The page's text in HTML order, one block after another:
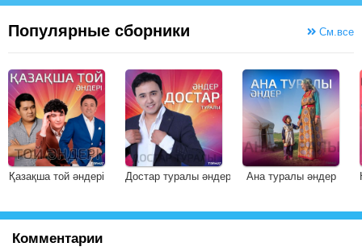
Популярные сборники См.все
Қазақша той әндері Достар туралы әндер Ана туралы әндер
Комментарии